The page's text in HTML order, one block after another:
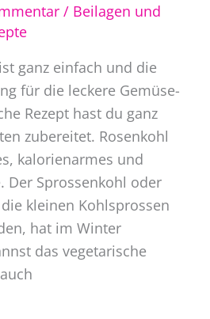
/ Beilagen und
ganz einfach und die
für die leckere Gemüse-
Rezept hast du ganz
zubereitet. Rosenkohl
kalorienarmes und
Der Sprossenkohl oder
kleinen Kohlsprossen
hat im Winter
das vegetarische